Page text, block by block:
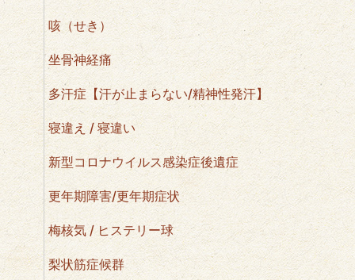
咳（せき）
坐骨神経痛
多汗症【汗が止まらない/精神性発汗】
寝違え / 寝違い
新型コロナウイルス感染症後遺症
更年期障害/更年期症状
梅核気 / ヒステリー球
梨状筋症候群